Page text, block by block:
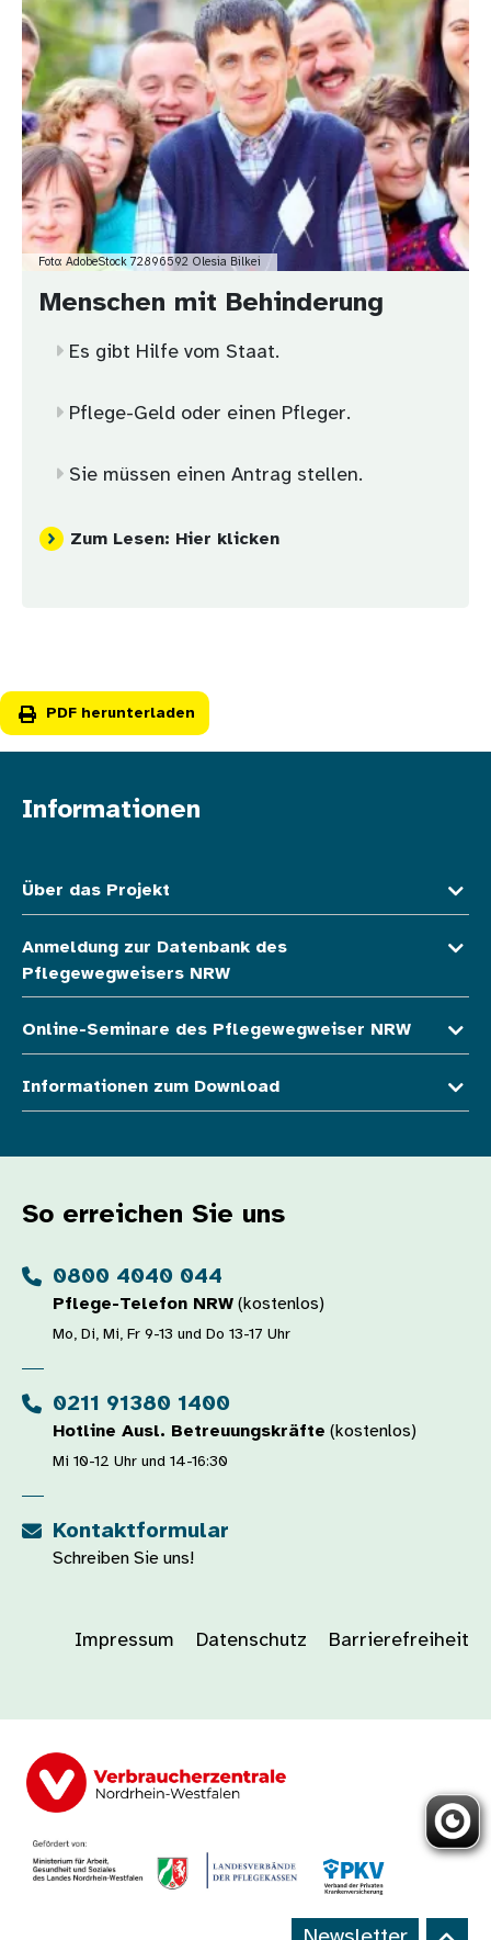
Bild
Foto: AdobeStock 72896592 Olesia Bilkei
Menschen mit Behinderung
Es gibt Hilfe vom Staat.
Pflege-Geld oder einen Pfleger.
Sie müssen einen Antrag stellen.
Zum Lesen: Hier klicken
PDF herunterladen
Informationen
Über das Projekt
Anmeldung zur Datenbank des
Pflegewegweisers NRW
Online-Seminare des Pflegewegweiser NRW
Informationen zum Download
So erreichen Sie uns
0800 4040 044
Pflege-Telefon NRW (kostenlos)
Mo, Di, Mi, Fr 9-13 und Do 13-17 Uhr
0211 91380 1400
Hotline Ausl. Betreuungskräfte (kostenlos)
Mi 10-12 Uhr und 14-16:30
Kontaktformular
Schreiben Sie uns!
Impressum Datenschutz Barrierefreiheit